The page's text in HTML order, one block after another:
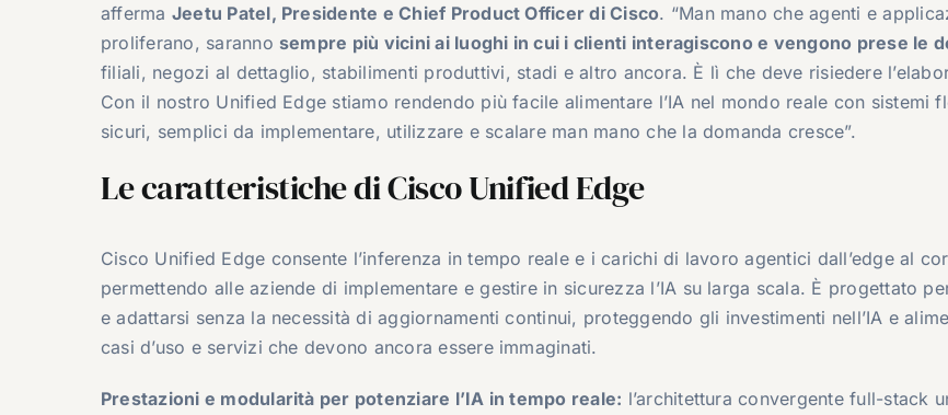
afferma Jeetu Patel, Presidente e Chief Product Officer di Cisco. “Man mano che agenti e
proliferano, saranno sempre più vicini ai luoghi in cui i clienti interagiscono e vengono prese le
filiali, negozi al dettaglio, stabilimenti produttivi, stadi e altro ancora. È lì che deve risiedere
Con il nostro Unified Edge stiamo rendendo più facile alimentare l’IA nel mondo reale con sistemi
sicuri, semplici da implementare, utilizzare e scalare man mano che la domanda cresce”.
Le caratteristiche di Cisco Unified Edge
Cisco Unified Edge consente l’inferenza in tempo reale e i carichi di lavoro agentici dall’edge al
permettendo alle aziende di implementare e gestire in sicurezza l’IA su larga scala. È progettato
e adattarsi senza la necessità di aggiornamenti continui, proteggendo gli investimenti nell’IA e
casi d’uso e servizi che devono ancora essere immaginati.
Prestazioni e modularità per potenziare l’IA in tempo reale: l’architettura convergente full-stack